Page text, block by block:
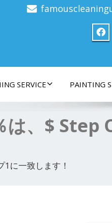
SERVICE PAINTING
、$ Step
に一致します！